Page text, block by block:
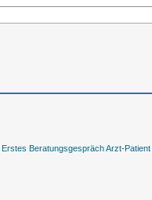
Erstes Beratungsgespräch Arzt-Patient